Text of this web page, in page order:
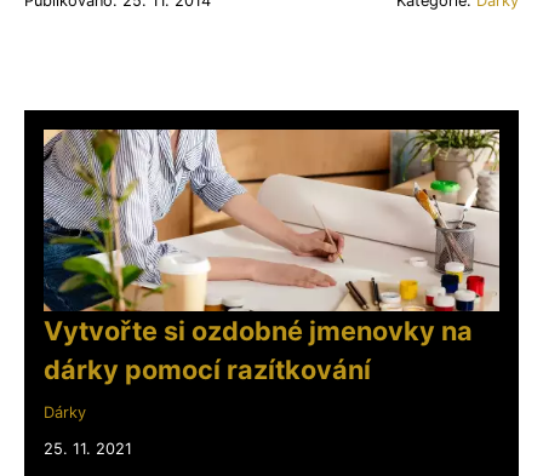
Vytvořte si ozdobné jmenovky na
dárky pomocí razítkování
Dárky
25. 11. 2021